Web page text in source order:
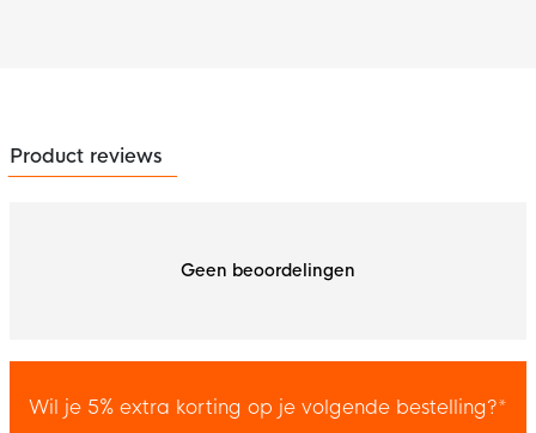
Product reviews
Geen beoordelingen
Wil je 5% extra korting op je volgende bestelling?*